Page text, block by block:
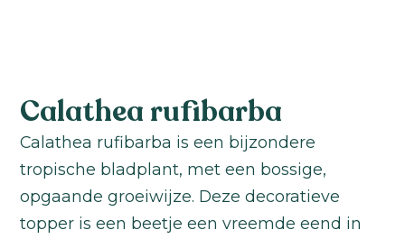
Calathea rufibarba
Calathea rufibarba is een bijzondere
tropische bladplant, met een bossige,
opgaande groeiwijze. Deze decoratieve
topper is een beetje een vreemde eend in